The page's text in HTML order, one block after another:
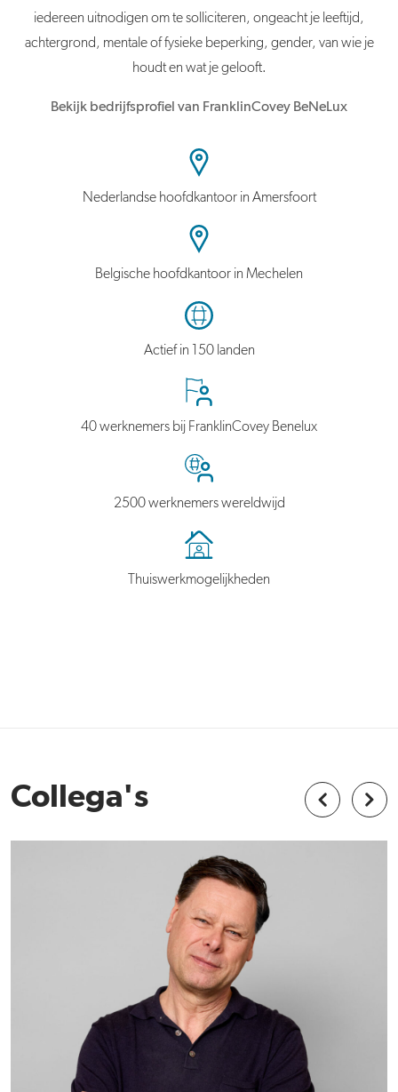
iedereen uitnodigen om te solliciteren, ongeacht je leeftijd,
achtergrond, mentale of fysieke beperking, gender, van wie je
houdt en wat je gelooft.
Bekijk bedrijfsprofiel van FranklinCovey BeNeLux
Nederlandse hoofdkantoor in Amersfoort
Belgische hoofdkantoor in Mechelen
Actief in 150 landen
40 werknemers bij FranklinCovey Benelux
2500 werknemers wereldwijd
Thuiswerkmogelijkheden
Collega's